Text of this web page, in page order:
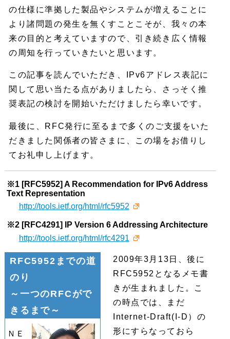
の仕様に準拠した製品やシステムが増えることに
より諸問題の発生を無くすことこそが、我々の本
来の目的と考えていますので、引き続き広く情報
の周知を行っていきたいと思います。
この記事を読んでいただき、IPv6アドレス表記に
関して思い当たる点がありましたら、さっそく推
奨表記の検討を開始いただけましたら幸いです。
最後に、RFC発行に至るまで多くのご支援をいた
だきました関係者の皆さまに、この場をお借りし
てお礼申し上げます。
※1 [RFC5952] A Recommendation for IPv6 Address
Text Representation
http://tools.ietf.org/html/rfc5952
※2 [RFC4291] IP Version 6 Addressing Architecture
http://tools.ietf.org/html/rfc4291
RFC5952までの道
のり
～一つのRFCがで
きるまで～
ＮＥ
2009年3月13日、後に
RFC5952となるメモ書
きが生まれました。こ
の時点では、まだ
Internet-Draft(I-D）の
形にすらなっておら